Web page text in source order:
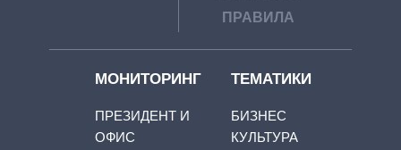
ПРАВИЛА
МОНИТОРИНГ
ПРЕЗИДЕНТ И
ОФИС
ТЕМАТИКИ
БИЗНЕС
КУЛЬТУРА